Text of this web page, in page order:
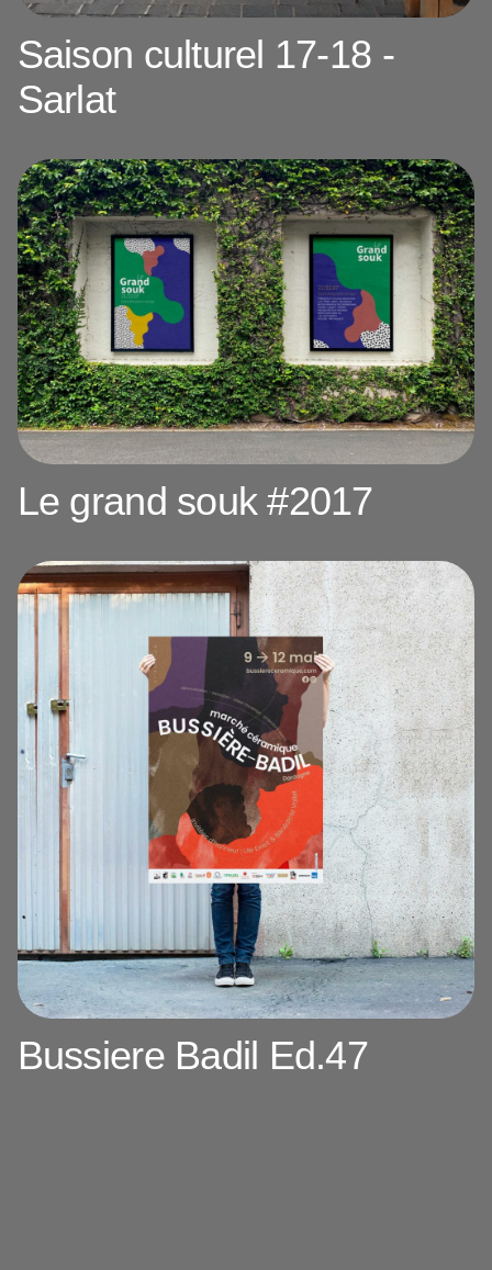
Saison culturel 17-18 -
Sarlat
Le grand souk #2017
Bussiere Badil Ed.47